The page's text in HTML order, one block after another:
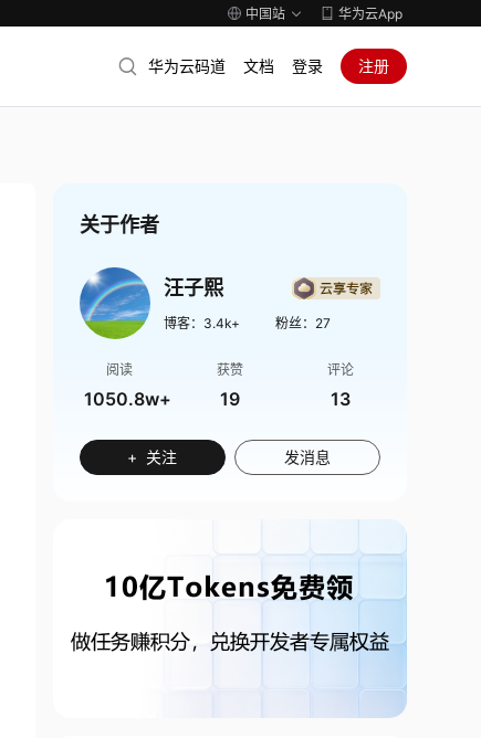
中国站 华为云App
华为云码道 文档 登录 注册
关于作者
汪子熙
博客： 3.4k+ 粉丝： 27
阅读
1050.8w+
获赞
19
评论
13
+ 关注 发消息